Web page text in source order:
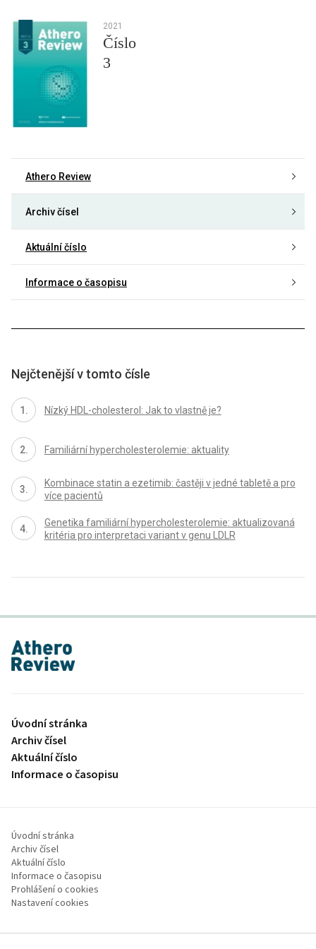
2021
Číslo
3
Athero Review
Archiv čísel
Aktuální číslo
Informace o časopisu
Nejčtenější v tomto čísle
Nízký HDL-cholesterol: Jak to vlastně je?
Familiární hypercholesterolemie: aktuality
Kombinace statin a ezetimib: častěji v jedné tabletě a pro
více pacientů
Genetika familiární hypercholesterolemie: aktualizovaná
kritéria pro interpretaci variant v genu LDLR
proLékaře.cz
Úvodní stránka
Archiv čísel
Aktuální číslo
Informace o časopisu
Úvodní stránka
Archiv čísel
Aktuální číslo
Informace o časopisu
Prohlášení o cookies
Nastavení cookies